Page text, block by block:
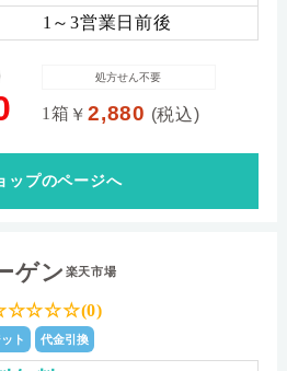
1～3営業日前後
1箱 ￥2,880 (税込)
処方せん不要
ップのページへ
ゲン 楽天市場
ト 代金引換